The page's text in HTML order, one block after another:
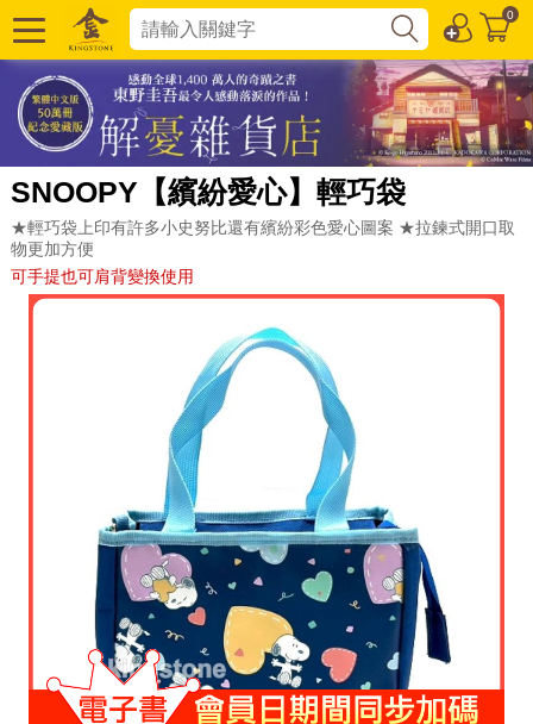
0
SNOOPY【繽紛愛心】輕巧袋
★輕巧袋上印有許多小史努比還有繽紛彩色愛心圖案 ★拉鍊式開口取
物更加方便
可手提也可肩背變換使用